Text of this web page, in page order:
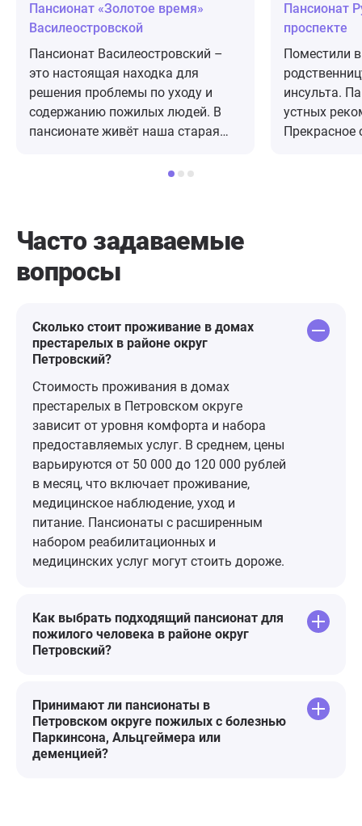
Пансионат «Золотое время»
Василеостровской
Пансионат Василеостровский –
это настоящая находка для
решения проблемы по уходу и
содержанию пожилых людей. В
пансионате живёт наша старая
год. Очень довольна. Комната
столовая. Благоустроенная
территория, есть где гулять да и
просто сидеть дышать свежим
воздухом. Лекарства дают,
врачами, в пансионате есть даже
свой рентгенкабинет. Нас обо
всём оповещают своевременно,
всегда на связи. Спасибо
персоналу за уход и
организованную работу
Пансионат
проспекте
Поместили
инсульта.
устных
Прекрасное
даровал
пансионате
низкого
Часто задаваемые
вопросы
Сколько стоит проживание в домах
престарелых в районе округ
Петровский?
Стоимость проживания в домах
престарелых в Петровском округе
зависит от уровня комфорта и набора
предоставляемых услуг. В среднем, цены
варьируются от 50 000 до 120 000 рублей
в месяц, что включает проживание,
медицинское наблюдение, уход и
питание. Пансионаты с расширенным
набором реабилитационных и
медицинских услуг могут стоить дороже.
Как выбрать подходящий пансионат для
пожилого человека в районе округ
Петровский?
Принимают ли пансионаты в
Петровском округе пожилых с болезнью
Паркинсона, Альцгеймера или
деменцией?